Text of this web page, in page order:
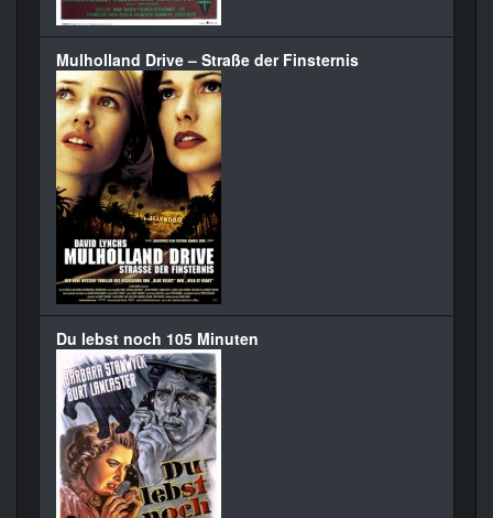
Mulholland Drive – Straße der Finsternis
Du lebst noch 105 Minuten